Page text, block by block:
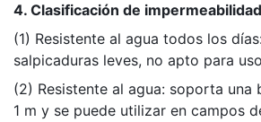
4. Clasificación de impermeabilidad
(1) Resistente al agua todos los
salpicaduras leves, no apto para
(2) Resistente al agua: soporta una
1 m y se puede utilizar en campos